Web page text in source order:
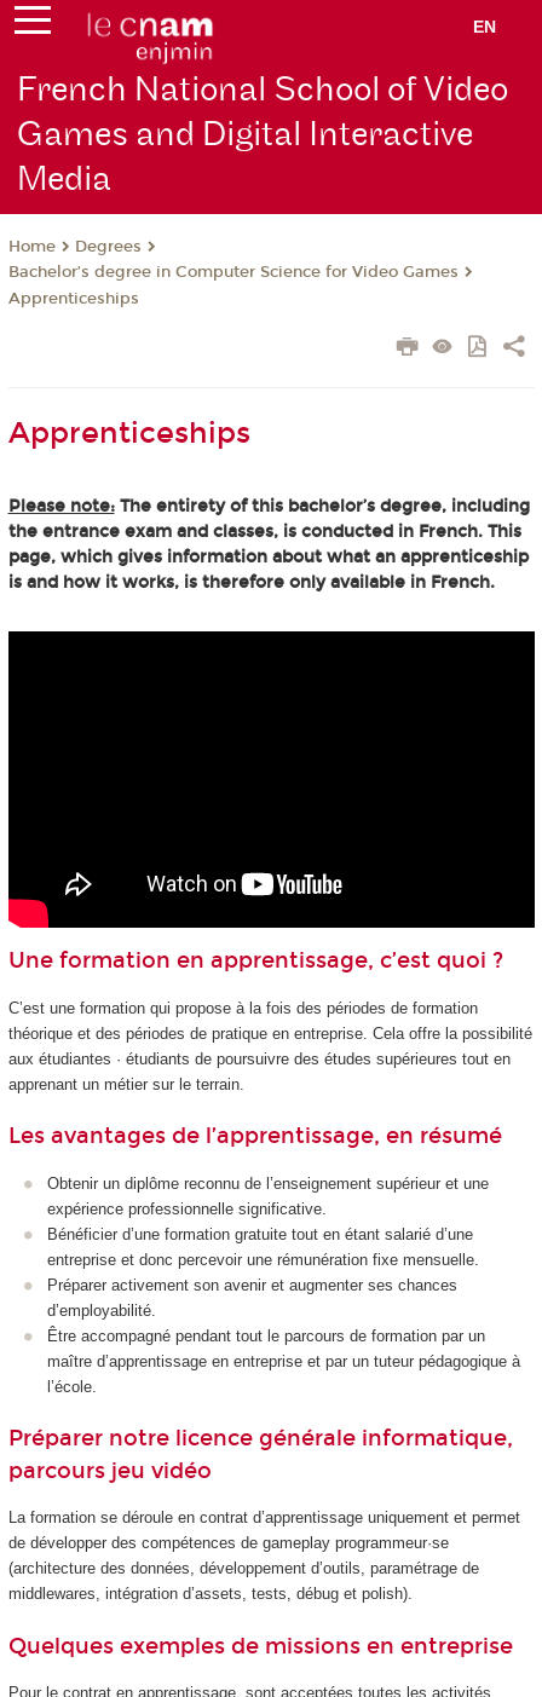
EN
French National School of Video
Games and Digital Interactive
Media
Home
Degrees
Bachelor’s degree in Computer Science for Video Games
Apprenticeships
Apprenticeships
Please note:The entirety of this bachelor’s degree, including
the entrance exam and classes, is conducted in French. This
page, which gives information about what an apprenticeship
is and how it works, is therefore only available in French.
Une formation en apprentissage, c’est quoi ?
C’est une formation qui propose à la fois des périodes de formation
théorique et des périodes de pratique en entreprise. Cela offre la possibilité
aux étudiantes · étudiants de poursuivre des études supérieures tout en
apprenant un métier sur le terrain.
Les avantages de l’apprentissage, en résumé
Obtenir un diplôme reconnu de l’enseignement supérieur et une
expérience professionnelle significative.
Bénéficier d’une formation gratuite tout en étant salarié d’une
entreprise et donc percevoir une rémunération fixe mensuelle.
Préparer activement son avenir et augmenter ses chances
d’employabilité.
Être accompagné pendant tout le parcours de formation par un
maître d’apprentissage en entreprise et par un tuteur pédagogique à
l’école.
Préparer notre licence générale informatique,
parcours jeu vidéo
La formation se déroule en contrat d’apprentissage uniquement et permet
de développer des compétences de gameplay programmeur·se
(architecture des données, développement d’outils, paramétrage de
middlewares, intégration d’assets, tests, débug et polish).
Quelques exemples de missions en entreprise
Pour le contrat en apprentissage, sont acceptées toutes les activités